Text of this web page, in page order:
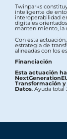
Twinparks
inteligente de
interoperabilidad
digitales
mantenimiento, la
Con esta actuación,
estrategia de
alineadas con los
Financiación
Esta actuación
Transformación y
Datos. Ayuda total